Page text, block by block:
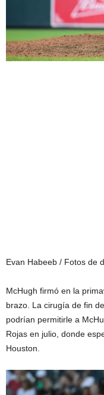
Evan Habeeb / Fotos de
McHugh firmó en la
brazo. La cirugía de fin
podrían permitirle a
Rojas en julio, donde
Houston.